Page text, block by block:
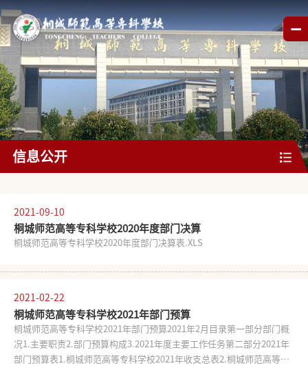
信息公开
财务公开 规章制度 教学质量
2021-09-10
桐城师范高等专科学校2020年度部门决算
桐城师范高等专科学校2020年度部门决算表.XLS
2021-02-22
桐城师范高等专科学校2021年部门预算
桐城师范高等专科学校2021年部门预算2021年2月目录第一部分部门概
况1.主要职责2.部门预算构成3.2021年度主要工作任务第二部分2021年
部门预算表1.桐城师范高等专科学校2021年收支总表2.桐城师范高等专